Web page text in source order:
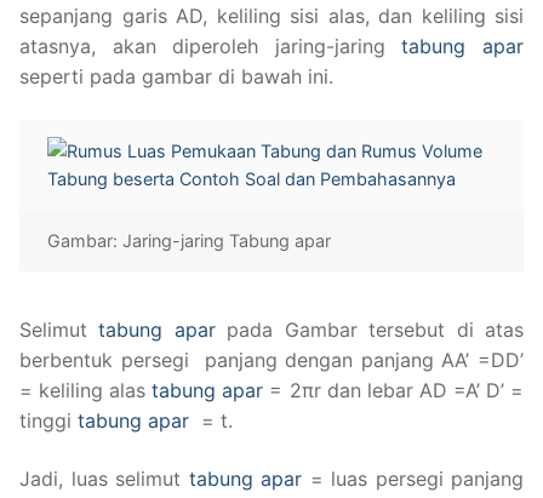
sepanjang garis AD, keliling sisi alas, dan keliling sisi
atasnya, akan diperoleh jaring-jaringtabung apar
seperti pada gambar di bawah ini.
Gambar: Jaring-jaring Tabung apar
Selimut tabung aparpada Gambar tersebut di atas
berbentuk persegi panjang dengan panjang AA’ =DD’
= keliling alastabung apar = 2πr dan lebar AD =A’ D’ =
tinggi tabung apar = t.
Jadi, luas selimut tabung apar = luas persegi panjang